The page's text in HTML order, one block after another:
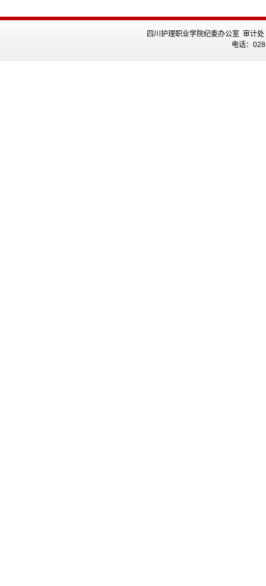
四川护理职业学院纪委办公室 审计
电话：